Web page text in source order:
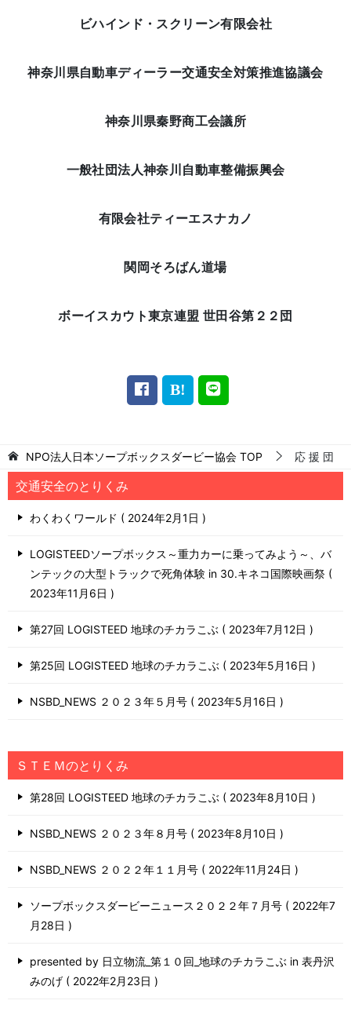
ビハインド・スクリーン有限会社
神奈川県自動車ディーラー交通安全対策推進協議会
神奈川県秦野商工会議所
一般社団法人神奈川自動車整備振興会
有限会社ティーエスナカノ
関岡そろばん道場
ボーイスカウト東京連盟 世田谷第２２団
NPO法人日本ソープボックスダービー協会 TOP 応 援 団
交通安全のとりくみ
わくわくワールド 2024年2月1日
LOGISTEEDソープボックス～重力カーに乗ってみよう～、バ
ンテックの大型トラックで死角体験 in 30.キネコ国際映画祭
2023年11月6日
第27回 LOGISTEED 地球のチカラこぶ 2023年7月12日
第25回 LOGISTEED 地球のチカラこぶ 2023年5月16日
NSBD_NEWS ２０２３年５月号 2023年5月16日
ＳＴＥＭのとりくみ
第28回 LOGISTEED 地球のチカラこぶ 2023年8月10日
NSBD_NEWS ２０２３年８月号 2023年8月10日
NSBD_NEWS ２０２２年１１月号 2022年11月24日
ソープボックスダービーニュース２０２２年７月号
2022年7
月28日
presented by 日立物流_第１０回_地球のチカラこぶ in 表丹沢
みのげ
2022年2月23日